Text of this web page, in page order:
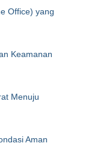
Office) yang
Keamanan
Menuju
Aman